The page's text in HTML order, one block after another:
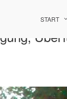
START